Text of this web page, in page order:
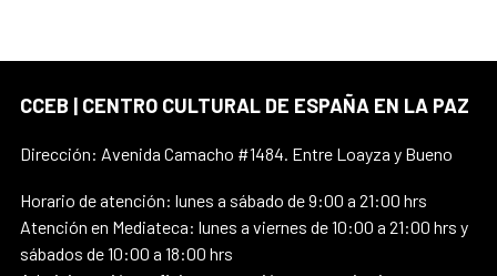
CCEB | CENTRO CULTURAL DE ESPAÑA EN LA PAZ
Dirección: Avenida Camacho #1484. Entre Loayza y Bueno
Horario de atención: lunes a sábado de 9:00 a 21:00 hrs
Atención en Mediateca: lunes a viernes de 10:00 a 21:00 hrs y
sábados de 10:00 a 18:00 hrs